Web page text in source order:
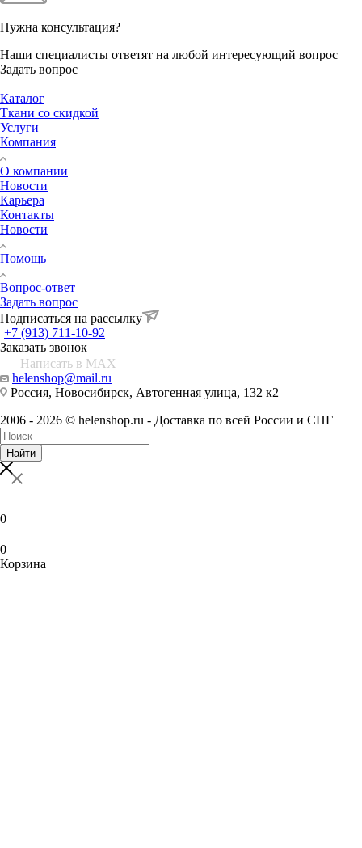
Нужна консультация?
Наши специалисты ответят на любой интересующий вопрос
Задать вопрос
Каталог
Ткани со скидкой
Услуги
Компания
О компании
Новости
Карьера
Контакты
Новости
Помощь
Вопрос-ответ
Задать вопрос
Подписаться на рассылку
+7 (913) 711-10-92
Заказать звонок
Написать в MAX
helenshop@mail.ru
Россия, Новосибирск, Автогенная улица, 132 к2
2006 - 2026 © helenshop.ru - Доставка по всей России и СНГ
Найти
0
0
Корзина